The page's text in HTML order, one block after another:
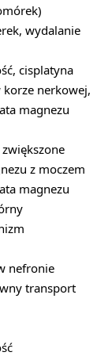
wydalanie
cisplatyna
nerkowej,
magnezu
z moczem
magnezu
nefronie
transport